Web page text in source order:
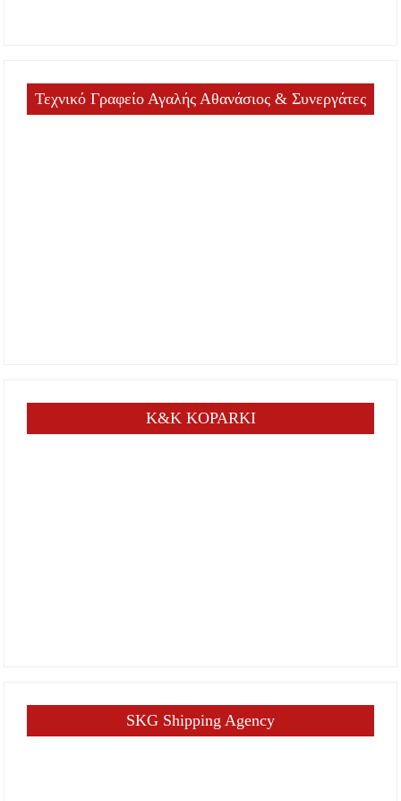
Τεχνικό Γραφείο Αγαλής Αθανάσιος & Συνεργάτες
K&K KOPARKI
SKG Shipping Agency